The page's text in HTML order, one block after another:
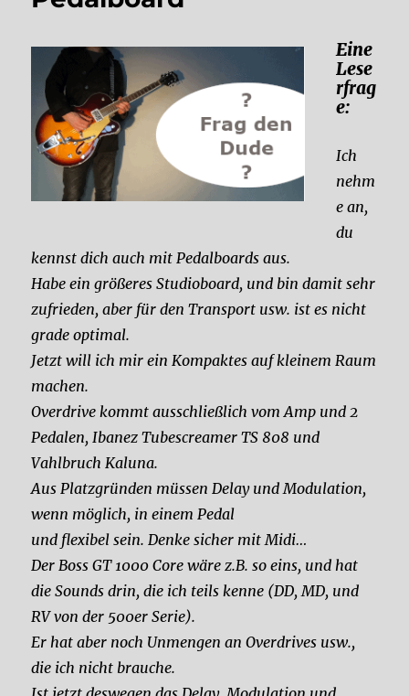
Eine
Lese
rfrag
e:
Ich
nehm
e an,
du
kennst dich auch mit Pedalboards aus.
Habe ein größeres Studioboard, und bin damit sehr
zufrieden, aber für den Transport usw. ist es nicht
grade optimal.
Jetzt will ich mir ein Kompaktes auf kleinem Raum
machen.
Overdrive kommt ausschließlich vom Amp und 2
Pedalen, Ibanez Tubescreamer TS 808 und
Vahlbruch Kaluna.
Aus Platzgründen müssen Delay und Modulation,
wenn möglich, in einem Pedal
und flexibel sein. Denke sicher mit Midi…
Der Boss GT 1000 Core wäre z.B. so eins, und hat
die Sounds drin, die ich teils kenne (DD, MD, und
RV von der 500er Serie).
Er hat aber noch Unmengen an Overdrives usw.,
die ich nicht brauche.